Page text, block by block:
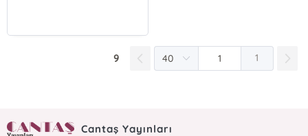
9 1
Cantaş Yayınları